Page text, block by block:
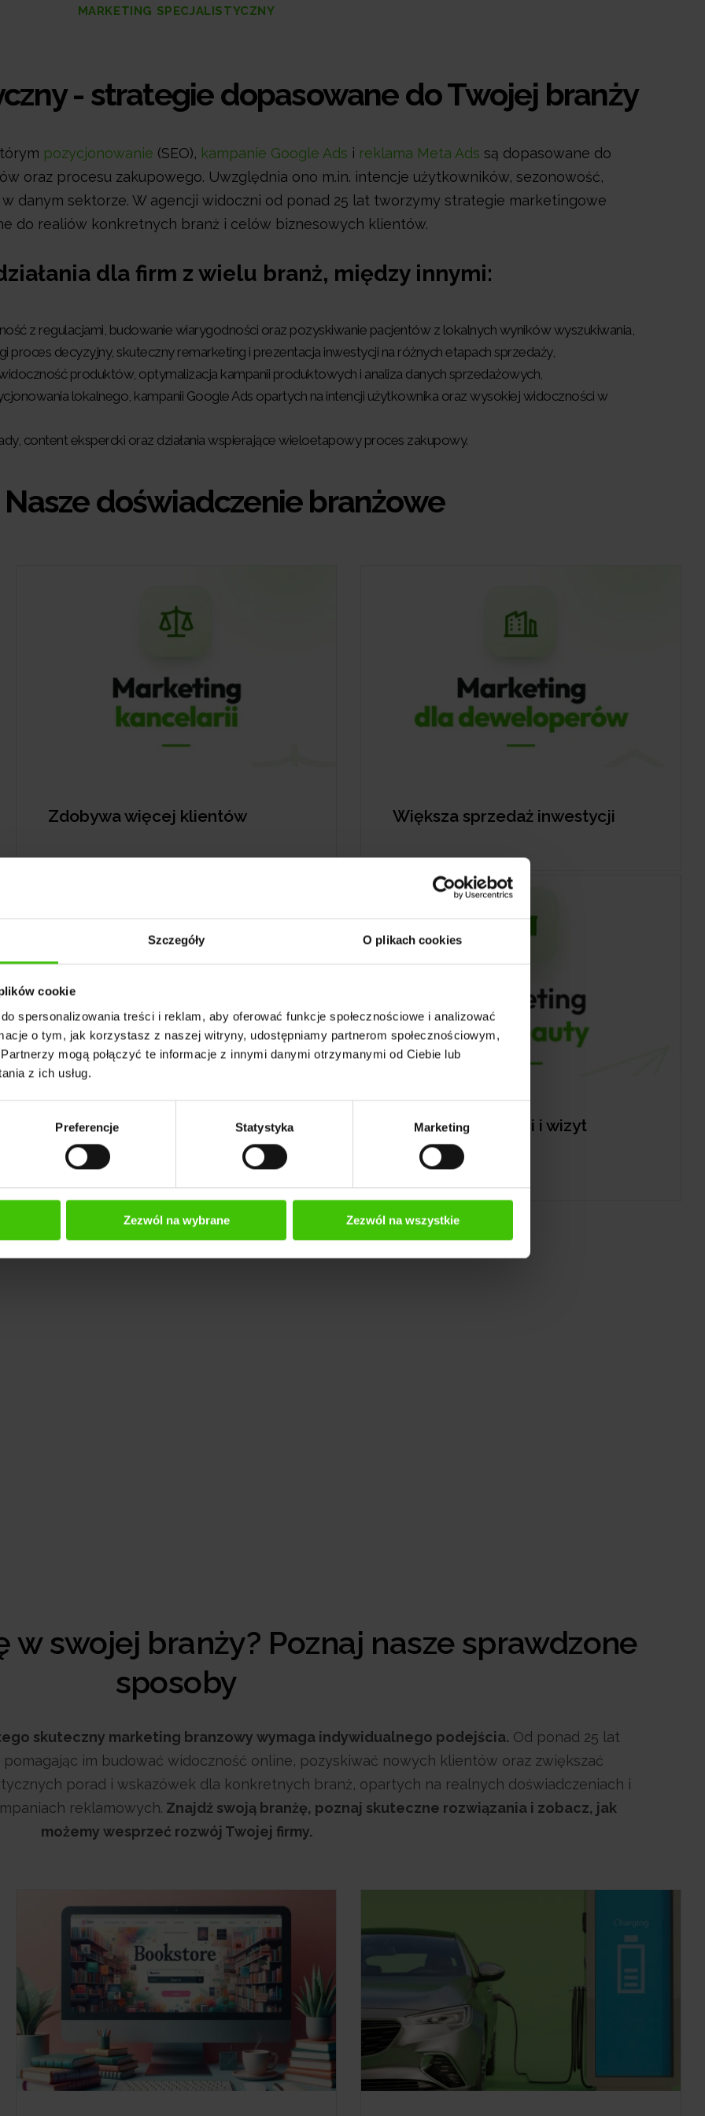
Szczegóły O plikach cookies
cookie
spersonalizowania treści i reklam, aby oferować funkcje społecznościowe i analizować
o tym, jak korzystasz z naszej witryny, udostępniamy partnerom społecznościowym,
mogą połączyć te informacje z innymi danymi otrzymanymi od Ciebie lub
z ich usług.
Preferencje Statystyka Marketing
Zezwól na wybrane Zezwól na wszystkie
MARKETING SPECJALISTYCZNY
- strategie dopasowane do Twojej branży
pozycjonowanie (SEO), kampanie Google Ads i reklama Meta Ads są dopasowane do
oraz procesu zakupowego. Uwzględnia ono m.in. intencje użytkowników, sezonowość,
danym sektorze. W agencji widoczni od ponad 25 lat tworzymy strategie marketingowe
do realiów konkretnych branż i celów biznesowych klientów.
dla firm z wielu branż, między innymi:
z regulacjami, budowanie wiarygodności oraz pozyskiwanie pacjentów z lokalnych wyników wyszukiwania,
proces decyzyjny, skuteczny remarketing i prezentacja inwestycji na różnych etapach sprzedaży,
produktów, optymalizacja kampanii produktowych i analiza danych sprzedażowych,
lokalnego, kampanii Google Ads opartych na intencji użytkownika oraz wysokiej widoczności w
content ekspercki oraz działania wspierające wieloetapowy proces zakupowy.
Nasze doświadczenie branżowe
Zdobywa więcej klientów Większa sprzedaż inwestycji
Więcej zapytań i wizyt Więcej rezerwacji i wizyt
swojej branży? Poznaj nasze sprawdzone
sposoby
skuteczny marketing branzowy wymaga indywidualnego podejścia. Od ponad 25 lat
im budować widoczność online, pozyskiwać nowych klientów oraz zwiększać
porad i wskazówek dla konkretnych branż, opartych na realnych doświadczeniach i
reklamowych. Znajdź swoją branżę, poznaj skuteczne rozwiązania i zobacz, jak
możemy wesprzeć rozwój Twojej firmy.